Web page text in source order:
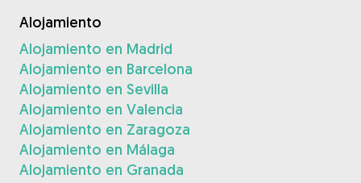
Alojamiento
Alojamiento en Madrid
Alojamiento en Barcelona
Alojamiento en Sevilla
Alojamiento en Valencia
Alojamiento en Zaragoza
Alojamiento en Málaga
Alojamiento en Granada